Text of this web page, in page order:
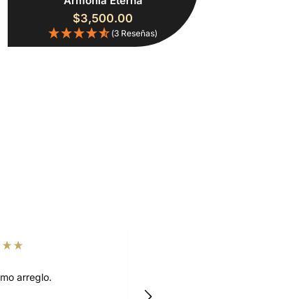
$3,500.00
(3 Reseñas)
acomodadas.